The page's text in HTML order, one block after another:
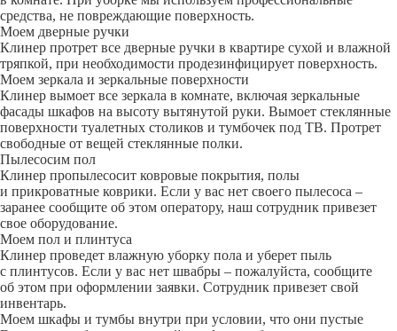
средства, не повреждающие поверхность.
Моем дверные ручки
Клинер протрет все дверные ручки в квартире сухой и влажной
тряпкой, при необходимости продезинфицирует поверхность.
Моем зеркала и зеркальные поверхности
Клинер вымоет все зеркала в комнате, включая зеркальные
фасады шкафов на высоту вытянутой руки. Вымоет стеклянные
поверхности туалетных столиков и тумбочек под ТВ. Протрет
свободные от вещей стеклянные полки.
Пылесосим пол
Клинер пропылесосит ковровые покрытия, полы
и прикроватные коврики. Если у вас нет своего пылесоса –
заранее сообщите об этом оператору, наш сотрудник привезет
свое оборудование.
Моем пол и плинтуса
Клинер проведет влажную уборку пола и уберет пыль
с плинтусов. Если у вас нет швабры – пожалуйста, сообщите
об этом при оформлении заявки. Сотрудник привезет свой
инвентарь.
Моем шкафы и тумбы внутри при условии, что они пустые